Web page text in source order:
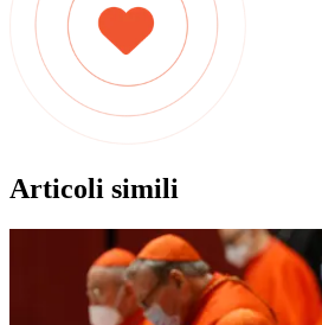
Articoli simili